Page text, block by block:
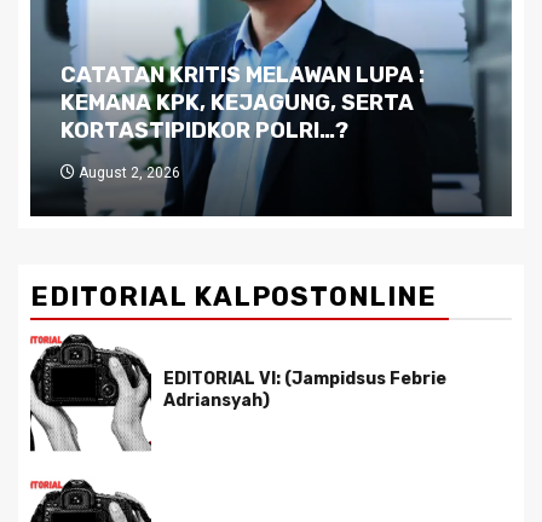
Dilema Kaltim di Tengah Krisis:
Kutukan Sumber Daya Alam dan
Pemimpin yang Tak Kreatif
July 29, 2026
EDITORIAL KALPOSTONLINE
EDITORIAL VI: (Jampidsus Febrie
Adriansyah)